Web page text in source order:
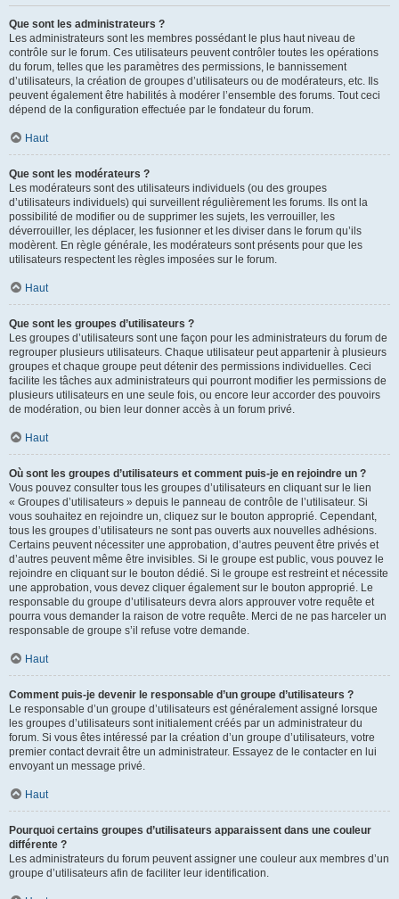
Que sont les administrateurs ?
Les administrateurs sont les membres possédant le plus haut niveau de
contrôle sur le forum. Ces utilisateurs peuvent contrôler toutes les opérations
du forum, telles que les paramètres des permissions, le bannissement
d’utilisateurs, la création de groupes d’utilisateurs ou de modérateurs, etc. Ils
peuvent également être habilités à modérer l’ensemble des forums. Tout ceci
dépend de la configuration effectuée par le fondateur du forum.
Haut
Que sont les modérateurs ?
Les modérateurs sont des utilisateurs individuels (ou des groupes
d’utilisateurs individuels) qui surveillent régulièrement les forums. Ils ont la
possibilité de modifier ou de supprimer les sujets, les verrouiller, les
déverrouiller, les déplacer, les fusionner et les diviser dans le forum qu’ils
modèrent. En règle générale, les modérateurs sont présents pour que les
utilisateurs respectent les règles imposées sur le forum.
Haut
Que sont les groupes d’utilisateurs ?
Les groupes d’utilisateurs sont une façon pour les administrateurs du forum de
regrouper plusieurs utilisateurs. Chaque utilisateur peut appartenir à plusieurs
groupes et chaque groupe peut détenir des permissions individuelles. Ceci
facilite les tâches aux administrateurs qui pourront modifier les permissions de
plusieurs utilisateurs en une seule fois, ou encore leur accorder des pouvoirs
de modération, ou bien leur donner accès à un forum privé.
Haut
Où sont les groupes d’utilisateurs et comment puis-je en rejoindre un ?
Vous pouvez consulter tous les groupes d’utilisateurs en cliquant sur le lien
« Groupes d’utilisateurs » depuis le panneau de contrôle de l’utilisateur. Si
vous souhaitez en rejoindre un, cliquez sur le bouton approprié. Cependant,
tous les groupes d’utilisateurs ne sont pas ouverts aux nouvelles adhésions.
Certains peuvent nécessiter une approbation, d’autres peuvent être privés et
d’autres peuvent même être invisibles. Si le groupe est public, vous pouvez le
rejoindre en cliquant sur le bouton dédié. Si le groupe est restreint et nécessite
une approbation, vous devez cliquer également sur le bouton approprié. Le
responsable du groupe d’utilisateurs devra alors approuver votre requête et
pourra vous demander la raison de votre requête. Merci de ne pas harceler un
responsable de groupe s’il refuse votre demande.
Haut
Comment puis-je devenir le responsable d’un groupe d’utilisateurs ?
Le responsable d’un groupe d’utilisateurs est généralement assigné lorsque
les groupes d’utilisateurs sont initialement créés par un administrateur du
forum. Si vous êtes intéressé par la création d’un groupe d’utilisateurs, votre
premier contact devrait être un administrateur. Essayez de le contacter en lui
envoyant un message privé.
Haut
Pourquoi certains groupes d’utilisateurs apparaissent dans une couleur
différente ?
Les administrateurs du forum peuvent assigner une couleur aux membres d’un
groupe d’utilisateurs afin de faciliter leur identification.